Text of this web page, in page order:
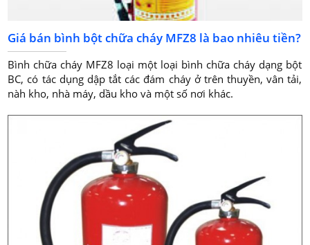
Giá bán bình bột chữa cháy MFZ8 là bao nhiêu tiền?
Bình chữa cháy MFZ8 loại một loại bình chữa cháy dạng bột
BC, có tác dụng dập tắt các đám cháy ở trên thuyền, vân tải,
nàh kho, nhà máy, dầu kho và một số nơi khác.